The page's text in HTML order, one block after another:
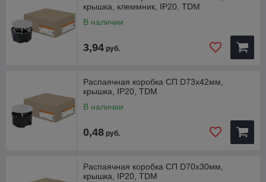
наносить на нее шпаклевку и наклеивать обои,
создавая эстетичный вид интерьера.
На дне коробок находятся
клеммники, платы и т.д. На
крышка, клеммник, IP20, TDM
В наличии
3,94 руб.
Распаячная коробка СП D73х42мм,
крышка, IP20, TDM
В наличии
0,48 руб.
Распаячная коробка СП D70х30мм,
крышка, IP20, TDM